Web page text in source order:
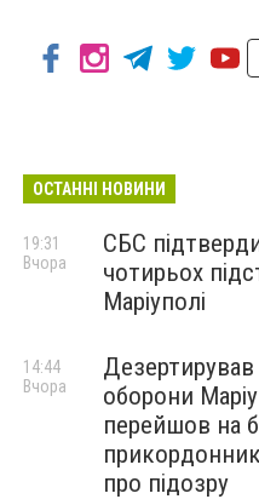
ОСТАННІ НОВИНИ
СБС
чотирьох
Маріуполі
19:31
Вчора
Дезертирував
оборони
перейшов на
про підозру
14:44
Вчора